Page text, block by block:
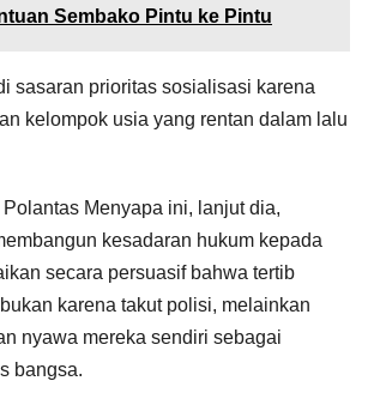
Sembako Pintu ke Pintu
sasaran prioritas sosialisasi karena
kelompok usia yang rentan dalam lalu
Menyapa ini, lanjut dia,
kesadaran hukum kepada
secara persuasif bahwa tertib
karena takut polisi, melainkan
nyawa mereka sendiri sebagai
bangsa.